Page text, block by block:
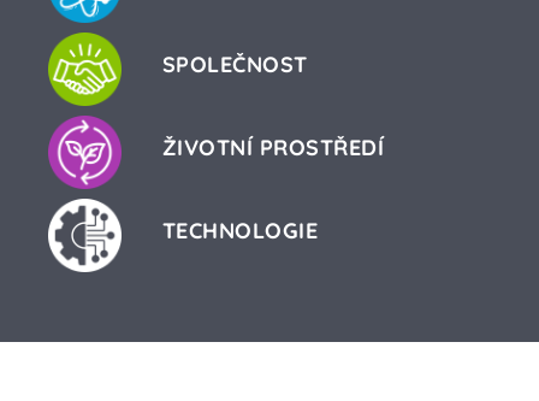
SPOLEČNOST
ŽIVOTNÍ PROSTŘEDÍ
TECHNOLOGIE